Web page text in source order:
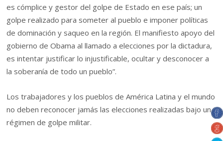
es cómplice y gestor del golpe de Estado en ese país; un
golpe realizado para someter al pueblo e imponer políticas
de dominación y saqueo en la región. El manifiesto apoyo del
gobierno de Obama al llamado a elecciones por la dictadura,
es intentar justificar lo injustificable, ocultar y desconocer a
la soberanía de todo un pueblo”.
Los trabajadores y los pueblos de América Latina y el mundo
no deben reconocer jamás las elecciones realizadas bajo un
régimen de golpe militar.